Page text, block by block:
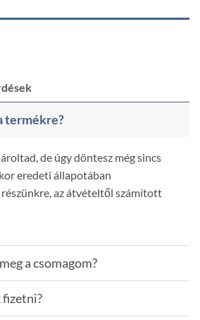
termékre?
de úgy döntesz még sincs
eredeti állapotában
az átvételtől számított
a csomagom?
fizetni?